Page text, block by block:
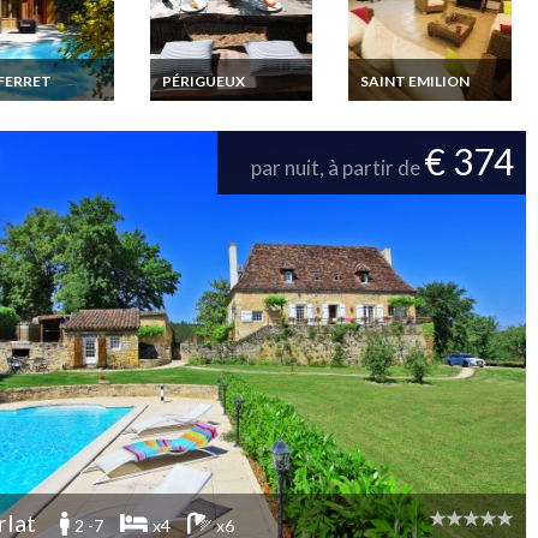
Villa Cap
Aquitaine
privée
PÉRIGUEUX
Location Maison de
SAINT EMILION
Aquitaine Gironde
d'Hôtes de charme
au cœur des vignes
avec piscine privée
par nuit, à partir de€ 374
2 -7 x4 x6